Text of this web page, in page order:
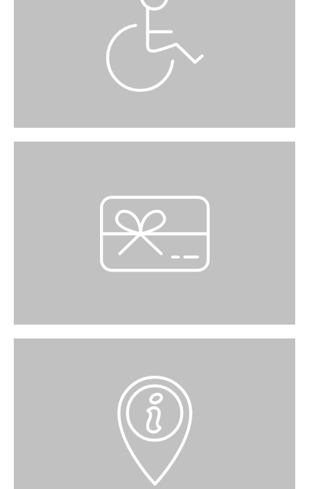
GEHBEHINDERTE PERSONEN
Der Sonnenhof ist auch für gehbehinderte
Personen gut zugänglich.
Sonnenhof-Geschenkgutscheine über Fr. 10.– /
20.– / 50.– / 100.– können beim Infopoint
bezogen werden und sind in allen Sonnenhof-
Geschäften einlösbar. Die Gutscheine können
in Bar, mittels Kreditkarte oder per Twint
INFOPOINT
Unser Infopoint befindet sich im Erdgeschoss,
ausserhalb des Einkaufszentrums, an der
Kniestrasse. Sie erreichen ihn über die Treppe
und Lift beim Nordeingang.